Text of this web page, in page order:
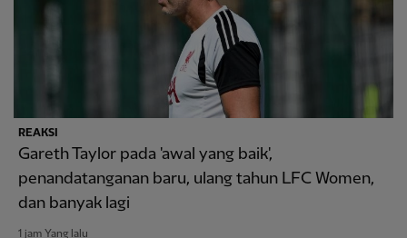
REAKSI
Gareth Taylor pada 'awal yang baik',
penandatanganan baru, ulang tahun LFC Women,
dan banyak lagi
1 jam Yang lalu